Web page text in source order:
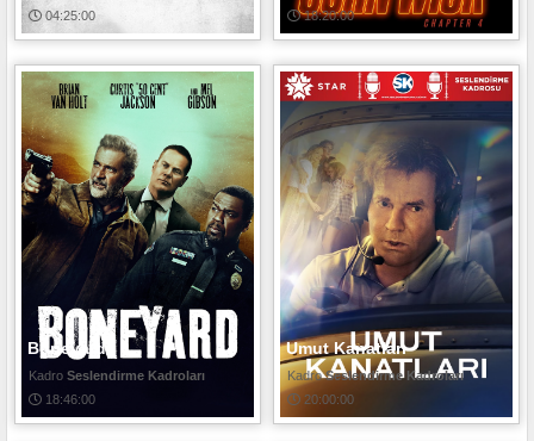
04:25:00
18:20:00
Boneyard
Seslendirme Kadroları
18:46:00
Umut Kanatları
Seslendirme Kadroları
20:00:00